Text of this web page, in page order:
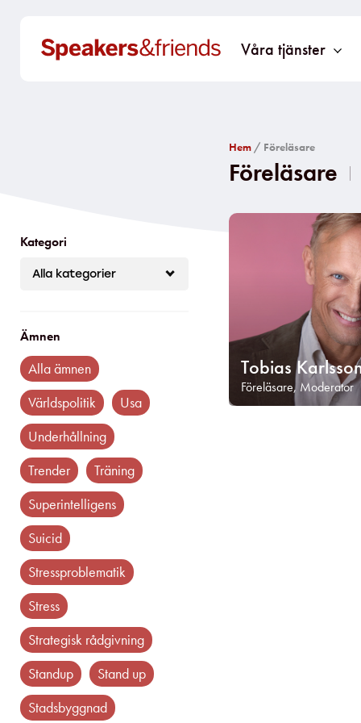
Våra tjänster
Kategori
Ämnen
Alla ämnen
världspolitik
usa
underhållning
trender
träning
superintelligens
suicid
stressproblematik
stress
strategisk rådgivning
standup
stand up
stadsbyggnad
Hem/ Föreläsare
Föreläsare​
Tobias
Föreläsare, Moderator